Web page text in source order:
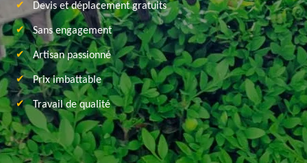
Devis et déplacement gratuits
Sans engagement
Artisan passionné
Prix imbattable
Travail de qualité